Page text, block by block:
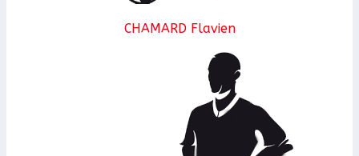
CHAMARD Flavien